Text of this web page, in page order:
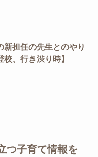
新担任の先生とのやり
、行き渋り時】
つ子育て情報を